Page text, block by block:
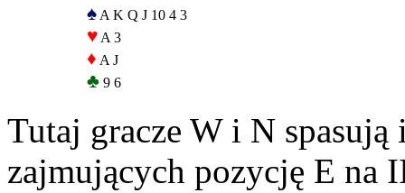
♠ A K Q J 10 4 3
♥ A 3
♦ A J
♣ 9 6
Tutaj gracze W i N
zajmujących pozycję E na